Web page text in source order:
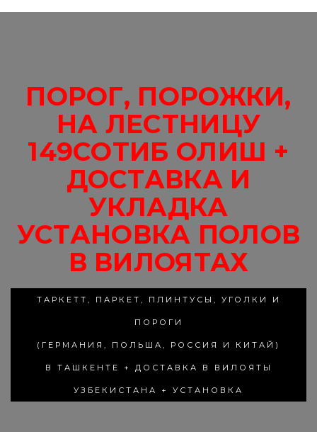
ПОРОГ, ПОРОЖКИ,
НА ЛЕСТНИЦУ
149СОТИБ ОЛИШ +
ДОСТАВКА И
УКЛАДКА
УСТАНОВКА ПОЛОВ
В ВИЛОЯТАХ
ТАРКЕТТ, ПАРКЕТ, ПЛИНТУСЫ, УГОЛКИ И
ПОРОГИ
(ГЕРМАНИЯ, ПОЛЬША, РОССИЯ И КИТАЙ)
В ТАШКЕНТЕ + ДОСТАВКА В ВИЛОЯТЫ
УЗБЕКИСТАНА + УСТАНОВКА